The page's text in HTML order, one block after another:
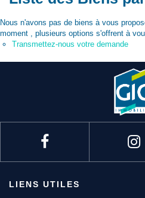
Nos services
Nos agences
Nous contacter
Nous rejoindre
Nous n'avons pas de biens à vous
moment , plusieurs options s'offrent à
Transmettez-nous votre demande
LIENS UTILES